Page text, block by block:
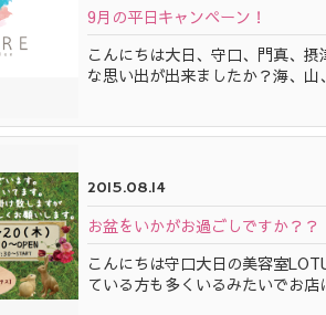
9月の平日キャンペーン！
こんにちは大日、守口、門真、
な思い出が出来ましたか？海、
2015.08.14
お盆をいかがお過ごしですか？？
こんにちは守口大日の美容室
ている方も多くいるみたいでお店